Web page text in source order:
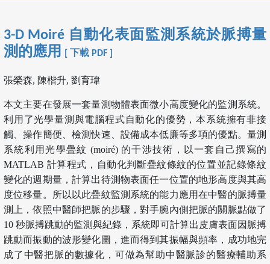
3-D Moiré 自動化表面監測系統於脈搏量
測的應用
[ 下載 PDF ]
張榮森, 陳楷升, 劉育瑋
本文主要在發展一套量測物體表面微小高度變化的監測系統。
利用了光學量測與電腦程式自動化的優勢，本系統擁有非接
觸、操作簡便、檢測快速、設備成本低廉等多項的優點。量測
系統利用光學疊紋 (moiré) 的干涉技術，以一套自己撰寫的
MATLAB 計算程式，自動化判斷疊紋條紋的位置並記錄條紋
變化的週期量，計算出待測物表面任一位置的地形高度與其高
度位移量。所以以此疊紋監測系統的能力應用在中醫的脈搏量
測上，依照中醫師把脈的步驟，對手腕內側把脈的關脈點做了
10 秒脈搏跳動的監測與紀錄，系統即可計算出皮膚表面因脈搏
跳動而振動的波形變化圖，進而得到其振幅與頻率，成功地完
成了中醫把脈的數據化，可做為幫助中醫脈診的醫療輔助系